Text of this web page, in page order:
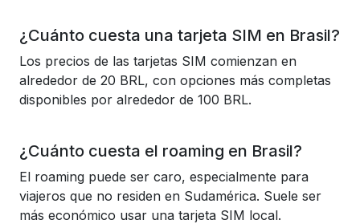
¿Cuánto cuesta una tarjeta SIM en Brasil?
Los precios de las tarjetas SIM comienzan en
alrededor de 20 BRL, con opciones más completas
disponibles por alrededor de 100 BRL.
¿Cuánto cuesta el roaming en Brasil?
El roaming puede ser caro, especialmente para
viajeros que no residen en Sudamérica. Suele ser
más económico usar una tarjeta SIM local.